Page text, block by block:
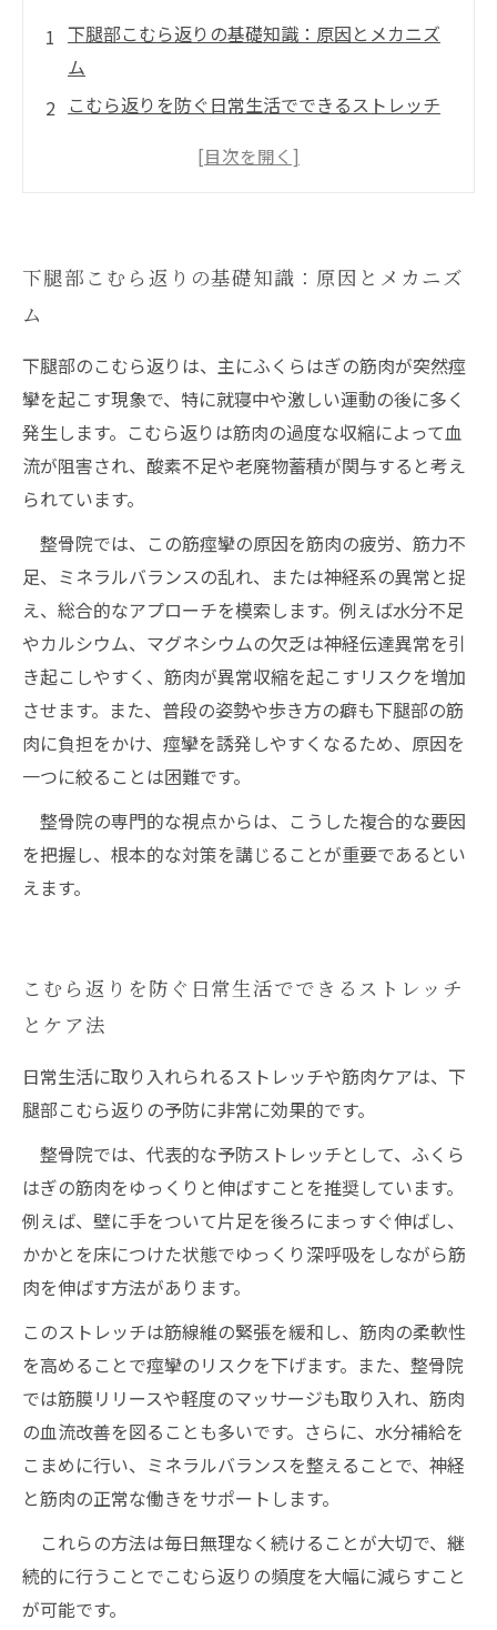
下腿部こむら返りの基礎知識：原因とメカニズ
ム
こむら返りを防ぐ日常生活でできるストレッチ
整骨院での施術が示すこむら返り改善の具体的
防策
下腿部こむら返りの基礎知識：原因とメカニズ
ム
下腿部のこむら返りは、主にふくらはぎの筋肉が突然痙
攣を起こす現象で、特に就寝中や激しい運動の後に多く
発生します。こむら返りは筋肉の過度な収縮によって血
流が阻害され、酸素不足や老廃物蓄積が関与すると考え
られています。
整骨院では、この筋痙攣の原因を筋肉の疲労、筋力不
足、ミネラルバランスの乱れ、または神経系の異常と捉
え、総合的なアプローチを模索します。例えば水分不足
やカルシウム、マグネシウムの欠乏は神経伝達異常を引
き起こしやすく、筋肉が異常収縮を起こすリスクを増加
させます。また、普段の姿勢や歩き方の癖も下腿部の筋
肉に負担をかけ、痙攣を誘発しやすくなるため、原因を
一つに絞ることは困難です。
整骨院の専門的な視点からは、こうした複合的な要因
を把握し、根本的な対策を講じることが重要であるとい
えます。
こむら返りを防ぐ日常生活でできるストレッチ
とケア法
日常生活に取り入れられるストレッチや筋肉ケアは、下
腿部こむら返りの予防に非常に効果的です。
整骨院では、代表的な予防ストレッチとして、ふくら
はぎの筋肉をゆっくりと伸ばすことを推奨しています。
例えば、壁に手をついて片足を後ろにまっすぐ伸ばし、
かかとを床につけた状態でゆっくり深呼吸をしながら筋
肉を伸ばす方法があります。
このストレッチは筋線維の緊張を緩和し、筋肉の柔軟性
を高めることで痙攣のリスクを下げます。また、整骨院
では筋膜リリースや軽度のマッサージも取り入れ、筋肉
の血流改善を図ることも多いです。さらに、水分補給を
こまめに行い、ミネラルバランスを整えることで、神経
と筋肉の正常な働きをサポートします。
これらの方法は毎日無理なく続けることが大切で、継
続的に行うことでこむら返りの頻度を大幅に減らすこと
が可能です。